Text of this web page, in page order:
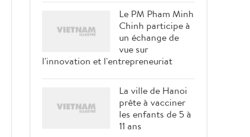
Le PM Pham Minh
Chinh participe à
un échange de
vue sur
l'innovation et l'entrepreneuriat
La ville de Hanoi
prête à vacciner
les enfants de 5 à
11 ans